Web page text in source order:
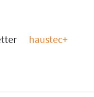
haustec+